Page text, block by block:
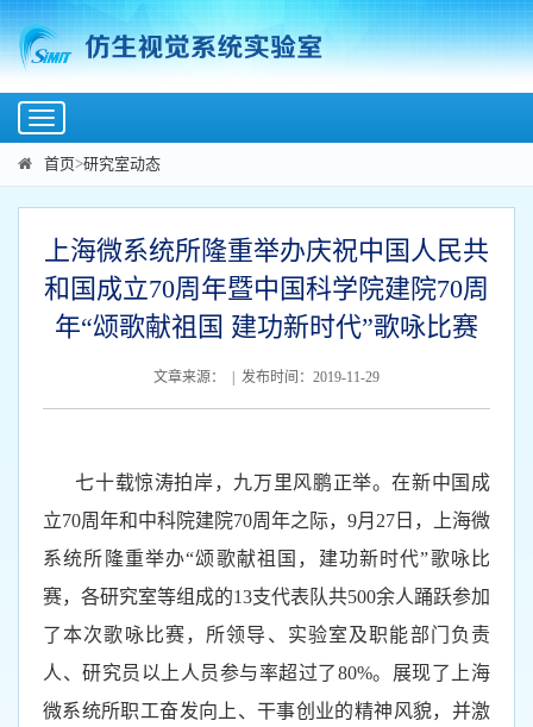
Toggle
navigation
首页>研究室动态
上海微系统所隆重举办庆祝中国人民共
和国成立70周年暨中国科学院建院70周
年“颂歌献祖国 建功新时代”歌咏比赛
文章来源： | 发布时间：2019-11-29
七十载惊涛拍岸，九万里风鹏正举。在新中国成
立70周年和中科院建院70周年之际， 9月 27 日，上海微
系统所隆重举办“颂歌献祖国，建功新时代”歌咏比
赛，各研究室等组成的13支代表队共500余人踊跃参加
了本次歌咏比赛，所领导、实验室及职能部门负责
人、研究员以上人员参与率超过了80%。展现了上海
微系统所职工奋发向上、干事创业的精神风貌，并激